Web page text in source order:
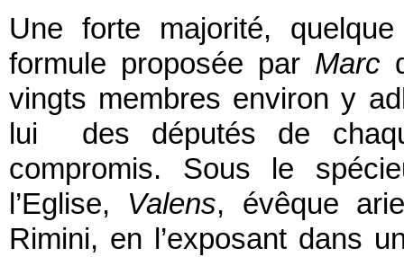
Une forte majorité,
formule proposée par Marc
vingts membres environ y
lui des députés de
compromis. Sous le
l’Eglise, Valens, évêque
Rimini, en l’exposant dans